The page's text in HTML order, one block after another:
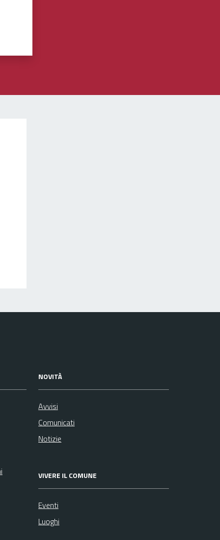
NOVITÀ
Avvisi
Comunicati
Notizie
VIVERE IL COMUNE
Eventi
Luoghi